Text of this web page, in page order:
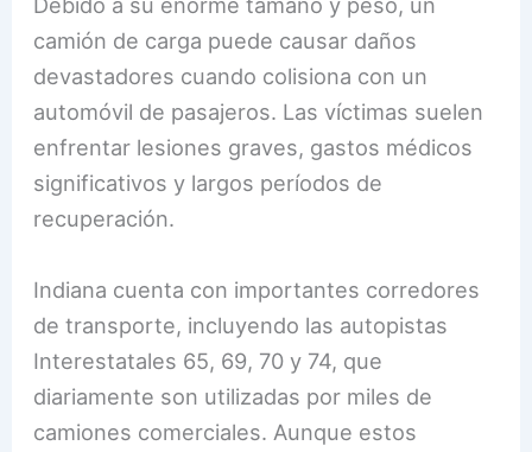
camión de carga puede causar daños
devastadores cuando colisiona con un
automóvil de pasajeros. Las víctimas suelen
enfrentar lesiones graves, gastos médicos
significativos y largos períodos de
recuperación.
Indiana cuenta con importantes corredores
de transporte, incluyendo las autopistas
Interestatales 65, 69, 70 y 74, que
diariamente son utilizadas por miles de
camiones comerciales. Aunque estos